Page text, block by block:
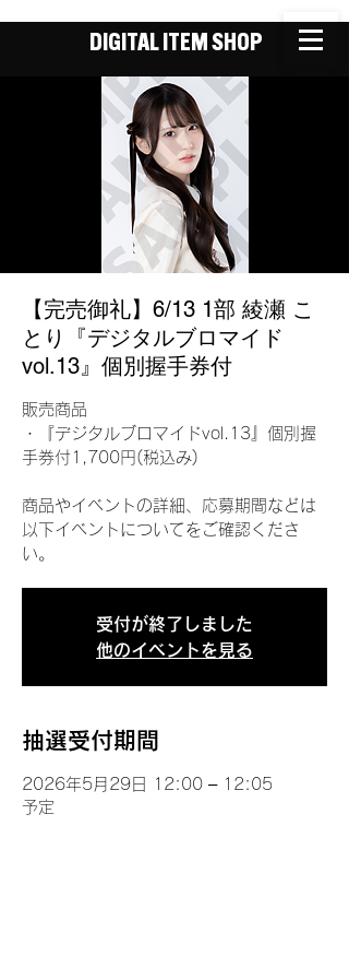
DIGITAL ITEM SHOP
【完売御礼】6/13 1部 綾瀬 こ
とり『デジタルブロマイド
vol.13』個別握手券付
販売商品
・『デジタルブロマイドvol.13』個別握
手券付1,700円(税込み)
商品やイベントの詳細、応募期間などは
以下イベントについてをご確認くださ
い。
受付が終了しました
他のイベントを見る
抽選受付期間
2026年5月29日 12:00 – 12:05
予定